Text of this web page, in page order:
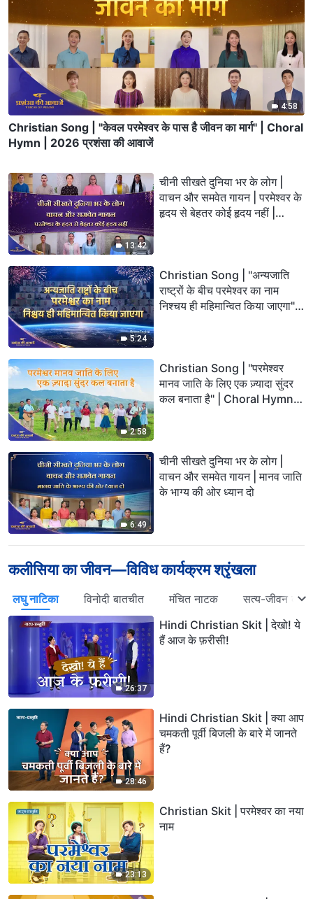
4:58
Christian Song | "केवल परमेश्वर के पास है जीवन का मार्ग" | Choral
Hymn | 2026 प्रशंसा की आवाजें
13:42
चीनी सीखते दुनिया भर के लोग |
वाचन और समवेत गायन | परमेश्वर के
हृदय से बेहतर कोई हृदय नहीं |
5:24
Christian Song | "अन्यजाति
राष्ट्रों के बीच परमेश्वर का नाम
निश्चय ही महिमान्वित किया जाएगा" |
2:58
Christian Song | "परमेश्वर
मानव जाति के लिए एक ज़्यादा सुंदर
कल बनाता है" | Choral Hymn |
6:49
चीनी सीखते दुनिया भर के लोग |
वाचन और समवेत गायन | मानव जाति
के भाग्य की ओर ध्यान दो
कलीसिया का जीवन—विविध कार्यक्रम श्रृंखला
लघु नाटिका विनोदी बातचीत मंचित नाटक सत्य-जीवन की
26:37
Hindi Christian Skit | देखो! ये
हैं आज के फ़रीसी!
28:46
Hindi Christian Skit | क्या आप
चमकती पूर्वी बिजली के बारे में जानते
हैं?
23:13
Christian Skit | परमेश्वर का नया
नाम